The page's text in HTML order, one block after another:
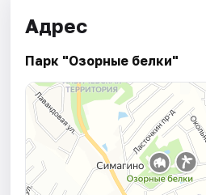
Адрес
Парк "Озорные белки"